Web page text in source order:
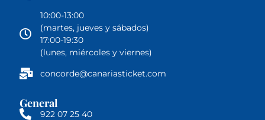
10:00-13:00
(martes, jueves y sábados)
17:00-19:30
(lunes, miércoles y viernes)
concorde@canariasticket.com
General
922 07 25 40